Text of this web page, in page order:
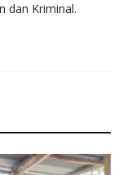
dan Kriminal.